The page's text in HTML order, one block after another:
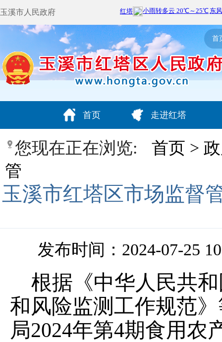
玉溪市人民政府
首
首页 走进红塔
您现在正在浏览: 首页 >
管
玉溪市红塔区市场监督
发布时间：2024-07-25
根据《中华人民共
和风险监测工作规范
局2024年第4期食用农